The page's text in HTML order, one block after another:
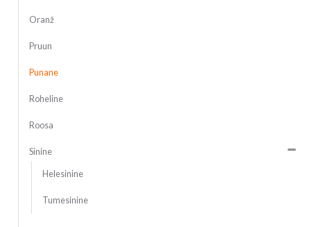
Oranž
Pruun
Punane
Roheline
Roosa
Sinine
Helesinine
Tumesinine